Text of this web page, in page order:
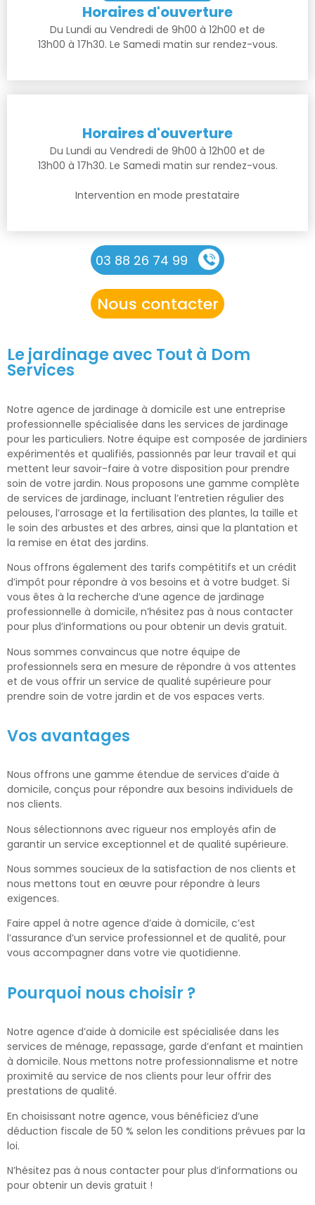
Horaires d'ouverture
Du Lundi au Vendredi de 9h00 à 12h00 et de
13h00 à 17h30. Le Samedi matin sur rendez-vous.
Horaires d'ouverture
Du Lundi au Vendredi de 9h00 à 12h00 et de
13h00 à 17h30. Le Samedi matin sur rendez-vous.
Intervention en mode prestataire
03 88 26 74 99
Nous contacter
Le jardinage avec Tout à Dom
Services
Notre agence de jardinage à domicile est une entreprise
professionnelle spécialisée dans les services de jardinage
pour les particuliers. Notre équipe est composée de jardiniers
expérimentés et qualifiés, passionnés par leur travail et qui
mettent leur savoir-faire à votre disposition pour prendre
soin de votre jardin. Nous proposons une gamme complète
de services de jardinage, incluant l’entretien régulier des
pelouses, l’arrosage et la fertilisation des plantes, la taille et
le soin des arbustes et des arbres, ainsi que la plantation et
la remise en état des jardins.
Nous offrons également des tarifs compétitifs et un crédit
d’impôt pour répondre à vos besoins et à votre budget. Si
vous êtes à la recherche d’une agence de jardinage
professionnelle à domicile, n’hésitez pas à nous contacter
pour plus d’informations ou pour obtenir un devis gratuit.
Nous sommes convaincus que notre équipe de
professionnels sera en mesure de répondre à vos attentes
et de vous offrir un service de qualité supérieure pour
prendre soin de votre jardin et de vos espaces verts.
Vos avantages
Nous offrons une gamme étendue de services d’aide à
domicile, conçus pour répondre aux besoins individuels de
nos clients.
Nous sélectionnons avec rigueur nos employés afin de
garantir un service exceptionnel et de qualité supérieure.
Nous sommes soucieux de la satisfaction de nos clients et
nous mettons tout en œuvre pour répondre à leurs
exigences.
Faire appel à notre agence d’aide à domicile, c’est
l’assurance d’un service professionnel et de qualité, pour
vous accompagner dans votre vie quotidienne.
Pourquoi nous choisir ?
Notre agence d’aide à domicile est spécialisée dans les
services de ménage, repassage, garde d’enfant et maintien
à domicile. Nous mettons notre professionnalisme et notre
proximité au service de nos clients pour leur offrir des
prestations de qualité.
En choisissant notre agence, vous bénéficiez d’une
déduction fiscale de 50 % selon les conditions prévues par la
loi.
N’hésitez pas à nous contacter pour plus d’informations ou
pour obtenir un devis gratuit !